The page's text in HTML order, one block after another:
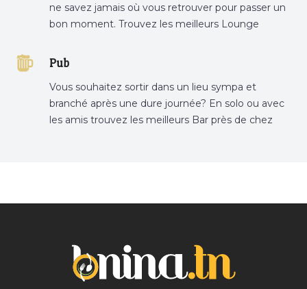
ne savez jamais où vous retrouver pour passer un
bon moment. Trouvez les meilleurs Lounge
Pub
Vous souhaitez sortir dans un lieu sympa et
branché après une dure journée? En solo ou avec
les amis trouvez les meilleurs Bar près de chez